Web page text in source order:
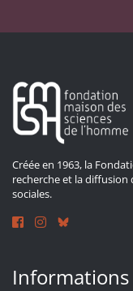
Créée en 1963, la
recherche et la diffusion
sociales.
Informations